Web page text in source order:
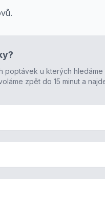
poptávek u kterých hledáme
zpět do 15 minut a